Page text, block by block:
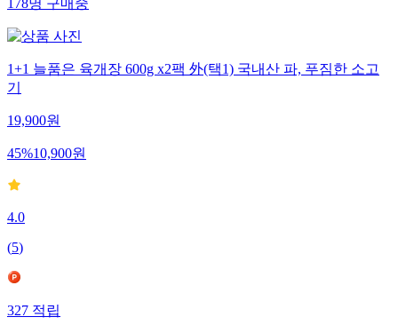
178명구매중
1+1 늘품은 육개장 600g x2팩 外(택1) 국내산 파, 푸짐한 소고
기
19,900원
45%10,900원
4.0
(5)
327적립